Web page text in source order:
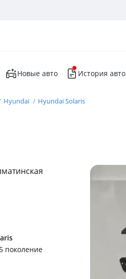
Новые авто История авто
Hyundai Hyundai Solaris
поколение